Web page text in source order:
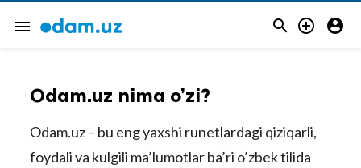
menu   
Odam.uz nima o’zi?
Odam.uz – bu eng yaxshi runetlardagi qiziqarli,
foydali va kulgili ma’lumotlar ba’ri o’zbek tilida